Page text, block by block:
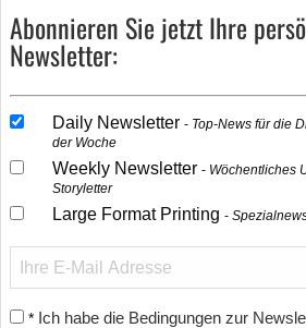
Abonnieren Sie jetzt Ihre
Newsletter:
Daily Newsletter
Top-News für die
der Woche
Weekly Newsletter
Wöchentliches
Storyletter
Large Format Printing
* Ich habe die Bedingungen zur